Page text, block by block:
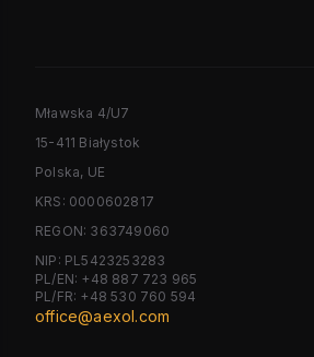
Mławska 4/U7
15-411 Białystok
Polska, UE
KRS: 0000602817
REGON: 363749060
NIP: PL5423253283
PL/EN: +48 887 723 965
PL/FR: +48 530 760 594
office@aexol.com